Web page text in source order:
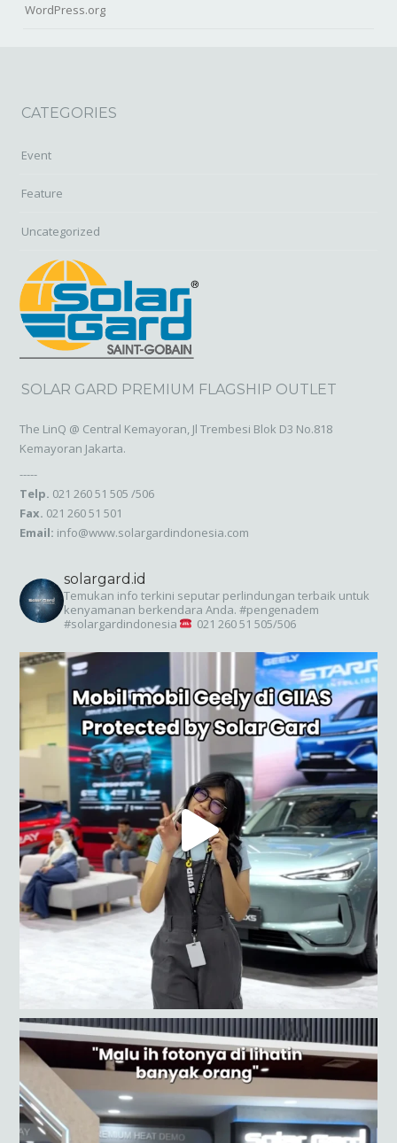
WordPress.org
CATEGORIES
Event
Feature
Uncategorized
SOLAR GARD PREMIUM FLAGSHIP OUTLET
The LinQ @ Central Kemayoran, Jl Trembesi Blok D3 No.818
Kemayoran Jakarta.
-----
Telp. 021 260 51 505 /506
Fax. 021 260 51 501
Email: info@www.solargardindonesia.com
solargard.id
Temukan info terkini seputar perlindungan terbaik untuk
kenyamanan berkendara Anda. #pengenadem
#solargardindonesia
021 260 51 505/506